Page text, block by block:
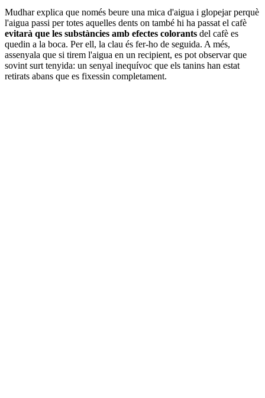
Mudhar explica que només beure una mica d'aigua i glopejar perquè
l'aigua passi per totes aquelles dents on també hi ha passat el cafè
evitarà que les substàncies amb efectes colorants del cafè es
quedin a la boca. Per ell, la clau és fer-ho de seguida. A més,
assenyala que si tirem l'aigua en un recipient, es pot observar que
sovint surt tenyida: un senyal inequívoc que els tanins han estat
retirats abans que es fixessin completament.